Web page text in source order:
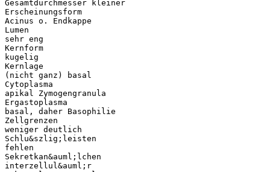
Gesamtdurchmesser kleiner
Erscheinungsform
Acinus o. Endkappe
Lumen
sehr eng
Kernform
kugelig
Kernlage
(nicht ganz) basal
Cytoplasma
apikal Zymogengranula
Ergastoplasma
basal, daher Basophilie
Zellgrenzen
weniger deutlich
Schlu&szlig;leisten
fehlen
Sekretkan&auml;lchen
interzellul&auml;r